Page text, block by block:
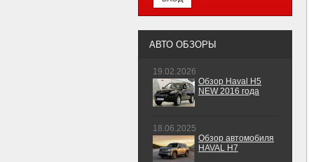
АВТО ОБЗОРЫ
19.02.2026
Обзор Haval H5
NEW 2016 года
18.06.2025
Обзор автомобиля
HAVAL H7